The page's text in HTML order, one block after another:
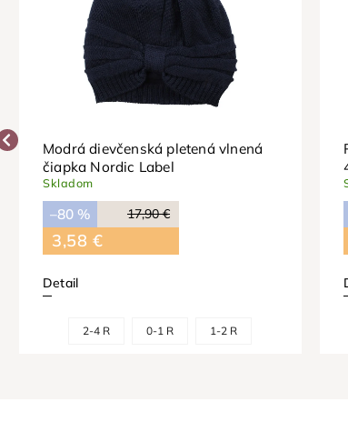
Modrá dievčenská pletená vlnená
čiapka Nordic Label
Skladom
17,90 €
–80 %
3,58 €
Detail
2-4 R 0-1 R 1-2 R